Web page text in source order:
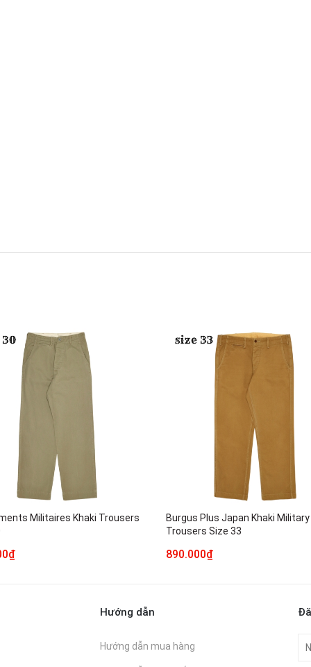
Militaires Khaki Trousers
Burgus Plus Japan Khaki Military
Trousers Size 33
890.000₫
Hướng dẫn
Hướng dẫn mua hàng